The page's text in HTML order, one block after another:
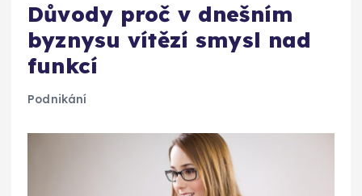
Důvody proč v dnešním
byznysu vítězí smysl nad
funkcí
Podnikání